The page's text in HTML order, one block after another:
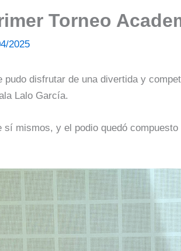
Torneo
2025
pudo disfrutar de una divertida y
Lalo García.
mismos, y el podio quedó